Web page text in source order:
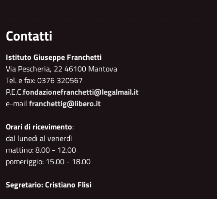
Contatti
Istituto Giuseppe Franchetti
Via Pescheria, 22 46100 Mantova
Tel. e fax: 0376 320567
P.E.C.fondazionefranchetti@legalmail.it
e-mail franchettig@libero.it
Orari di ricevimento:
dal lunedì al venerdì
mattino: 8.00 - 12.00
pomeriggio: 15.00 - 18.00
Segretario: Cristiano Flisi